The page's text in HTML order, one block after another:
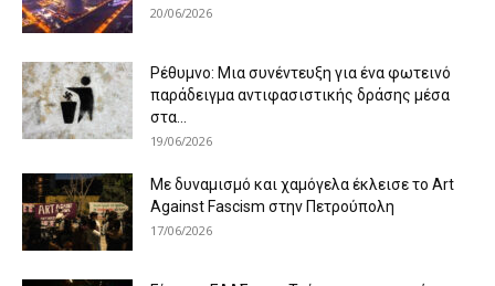
20/06/2026
Ρέθυμνο: Μια συνέντευξη για ένα φωτεινό
παράδειγμα αντιφασιστικής δράσης μέσα
στα...
19/06/2026
Με δυναμισμό και χαμόγελα έκλεισε το Art
Against Fascism στην Πετρούπολη
17/06/2026